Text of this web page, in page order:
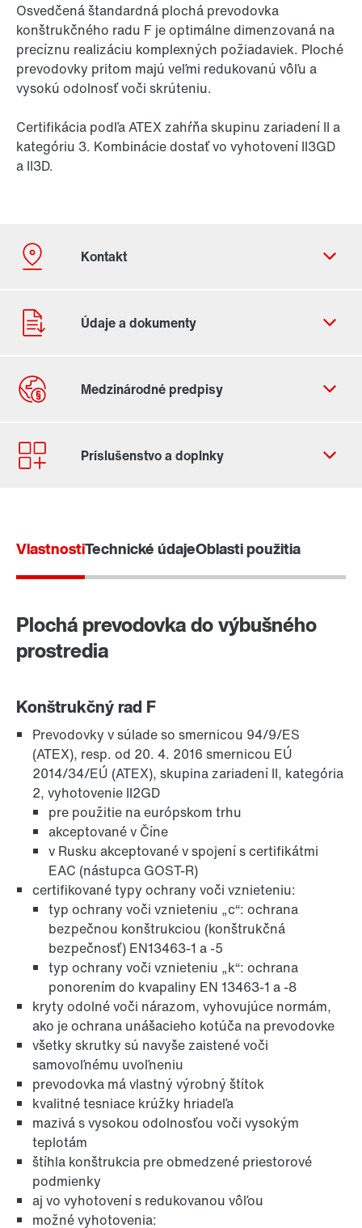
Osvedčená štandardná plochá prevodovka
konštrukčného radu F je optimálne dimenzovaná na
precíznu realizáciu komplexných požiadaviek. Ploché
prevodovky pritom majú veľmi redukovanú vôľu a
vysokú odolnosť voči skrúteniu.
Certifikácia podľa ATEX zahŕňa skupinu zariadení II a
kategóriu 3. Kombinácie dostať vo vyhotovení II3GD
a II3D.
Kontaktný formulár
Celosvetové lokality
Montážny systém TorqLOC®
Adaptér
VlastnostiTechnické údajeOblasti použitia
Plochá prevodovka do výbušného
prostredia
Konštrukčný rad F
Prevodovky v súlade so smernicou 94/9/ES
(ATEX), resp. od 20. 4. 2016 smernicou EÚ
2014/34/EÚ (ATEX), skupina zariadení II, kategória
2, vyhotovenie II2GD
pre použitie na európskom trhu
akceptované v Číne
v Rusku akceptované v spojení s certifikátmi
EAC (nástupca GOST-R)
certifikované typy ochrany voči vznieteniu:
typ ochrany voči vznieteniu „c“: ochrana
bezpečnou konštrukciou (konštrukčná
bezpečnosť) EN13463-1 a -5
typ ochrany voči vznieteniu „k“: ochrana
ponorením do kvapaliny EN 13463-1 a -8
kryty odolné voči nárazom, vyhovujúce normám,
ako je ochrana unášacieho kotúča na prevodovke
všetky skrutky sú navyše zaistené voči
samovoľnému uvoľneniu
prevodovka má vlastný výrobný štítok
kvalitné tesniace krúžky hriadeľa
mazivá s vysokou odolnosťou voči vysokým
teplotám
štíhla konštrukcia pre obmedzené priestorové
podmienky
aj vo vyhotovení s redukovanou vôľou
možné vyhotovenia: